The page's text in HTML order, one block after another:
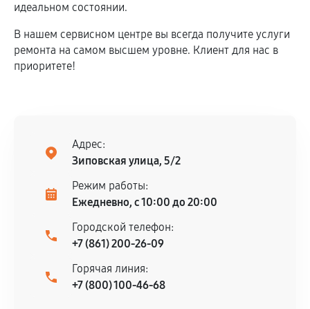
идеальном состоянии.
В нашем сервисном центре вы всегда получите услуги
ремонта на самом высшем уровне. Клиент для нас в
приоритете!
Адрес:
Зиповская улица, 5/2
Режим работы:
Ежедневно, с 10:00 до 20:00
Городской телефон:
+7 (861) 200-26-09
Горячая линия:
+7 (800) 100-46-68